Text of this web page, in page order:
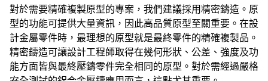
對於需要精確複製原型的專案，我們建議採用精密鑄造。原
型的功能可提供大量資訊，因此高品質原型至關重要。在設
計金屬零件時，最理想的原型就是最終零件的精確複製品。
精密鑄造可讓設計工程師取得在幾何形狀、公差、強度及功
能方面皆與最終壓鑄零件完全相同的原型。對於需經過嚴格